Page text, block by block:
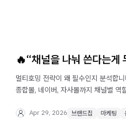
🔥“채널을 나눠 쓴다는게
멀티호밍 전략이 왜 필수인지 분석합
종합몰, 네이버, 자사몰까지 채널별 역
리스크를 줄이는 실전 운영 전략을 확인
Apr 29, 2026 브랜드집 마케팅